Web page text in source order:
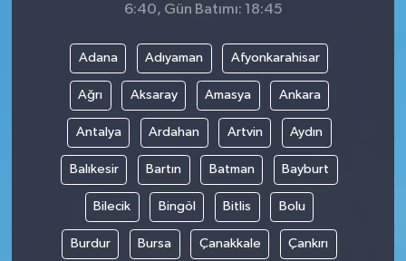
6:40, Gün Batımı: 18:45
Adana Adıyaman Afyonkarahisar
Ağrı Aksaray Amasya Ankara
Antalya Ardahan Artvin Aydın
Balıkesir Bartın Batman Bayburt
Bilecik Bingöl Bitlis Bolu
Burdur Bursa Çanakkale Çankırı